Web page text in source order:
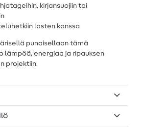
kirjansuojiin tai
lasten kanssa
punaisellaan tämä
lämpöä, energiaa ja ripauksen
projektiin.